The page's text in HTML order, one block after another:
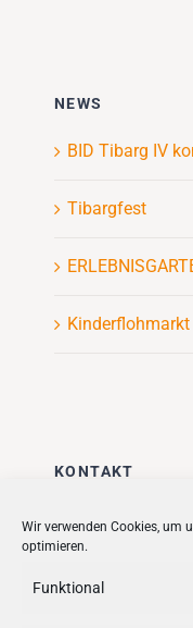
Wir verwenden Cookies, um
optimieren.
Funktional
NEWS
BID Tibarg IV
Tibargfest
Kinderflohmarkt
KONTAKT
Stadt +